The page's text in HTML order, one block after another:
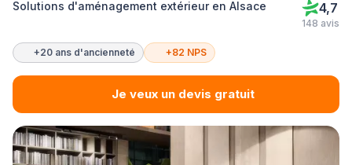
Solutions d'aménagement extérieur en Alsace 4,7
148 avis
+20 ans d'ancienneté +82 NPS
Je veux un devis gratuit